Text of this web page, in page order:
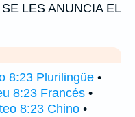
LES ANUNCIA EL
8:23 Plurilingüe •
8:23 Francés •
8:23 Chino •